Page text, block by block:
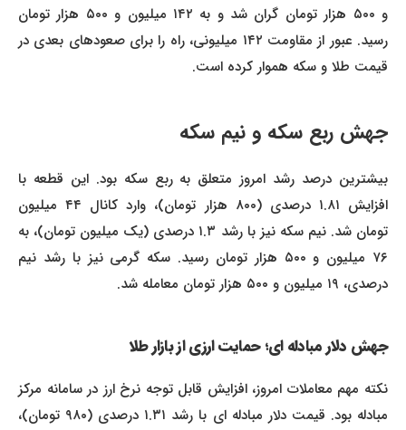
و ۵۰۰ هزار تومان گران شد و به ۱۴۲ میلیون و ۵۰۰ هزار تومان
رسید. عبور از مقاومت ۱۴۲ میلیونی، راه را برای صعودهای بعدی در
قیمت طلا و سکه هموار کرده است.
جهش ربع سکه و نیم سکه
بیشترین درصد رشد امروز متعلق به ربع سکه بود. این قطعه با
افزایش ۱.۸۱ درصدی (۸۰۰ هزار تومان)، وارد کانال ۴۴ میلیون
تومان شد. نیم سکه نیز با رشد ۱.۳ درصدی (یک میلیون تومان)، به
۷۶ میلیون و ۵۰۰ هزار تومان رسید. سکه گرمی نیز با رشد نیم
درصدی، ۱۹ میلیون و ۵۰۰ هزار تومان معامله شد.
جهش دلار مبادله ای؛ حمایت ارزی از بازار طلا
نکته مهم معاملات امروز، افزایش قابل توجه نرخ ارز در سامانه مرکز
مبادله بود. قیمت دلار مبادله ای با رشد ۱.۳۱ درصدی (۹۸۰ تومان)،